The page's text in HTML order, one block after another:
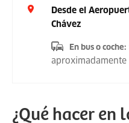
Desde el
Chávez
En bus o coche:
aproximadamente
¿Qué hacer en